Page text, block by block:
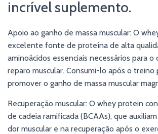
incrível suplemento.
Apoio ao ganho de massa muscular: O
excelente fonte de proteína de alta
aminoácidos essenciais necessários para o
reparo muscular. Consumi-lo após o treino
promover o ganho de massa muscular
Recuperação muscular: O whey protein
de cadeia ramificada (BCAAs), que
dor muscular e na recuperação após o